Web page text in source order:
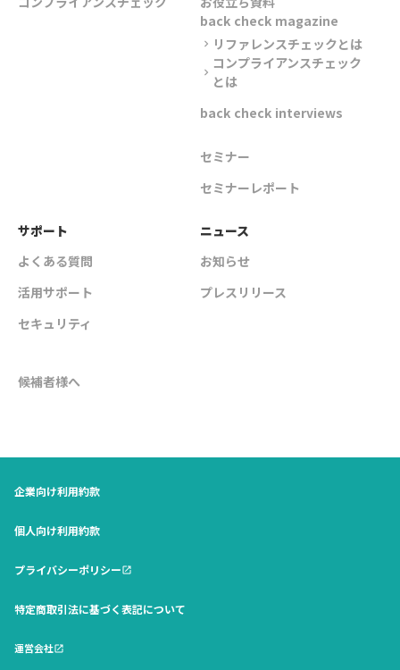
back check magazine
chevron_right リファレンスチェックとは
chevron_right
コンプライアンスチェック
とは
back check interviews
セミナー
セミナーレポート
サポート
よくある質問
活用サポート
セキュリティ
ニュース
お知らせ
プレスリリース
候補者様へ
企業向け利用約款
個人向け利用約款
プライバシーポリシーopen_in_new
特定商取引法に基づく表記について
運営会社open_in_new